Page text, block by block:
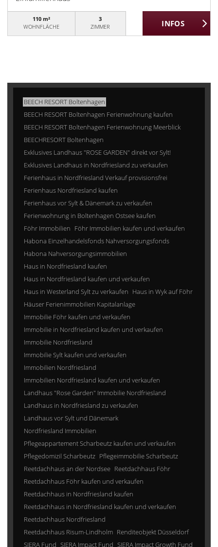
110 m²
WOHNFLÄCHE
3
ZIMMER
BEECH RESORT Boltenhagen
BEECH RESORT Boltenhagen Ferienwohnung kaufen
BEECH RESORT Boltenhagen Ferienwohnung Meerblick
BEECHRESORT Boltenhagen
Exklusives Landhaus "ROSE GARDEN" direkt vor Sylt!
Exklusives Landhaus in Nordfriesland zu verkaufen
Ferienhaus in Nordfriesland Verkauf provisionsfrei
Ferienhaus Nordfriesland kaufen
Ferienhaus vor Sylt & Dänemark zu verkaufen
Ferienwohnung in Boltenhagen Ostsee kaufen
Föhr Immobilien Föhr Immobilien kaufen und verkaufen
Habona Einzelhandelsfonds Nahversorgungsfonds
Habona Nahversorgungsimmobilien
Haus in Nordfriesland kaufen
Haus in Nordfriesland kaufen und verkaufen
Haus in Westerland Sylt zu verkaufen Haus in Wyk auf Föhr
Häuser Ferienimmobilien Kapitalanlage
Immobilie Föhr kaufen und verkaufen
Immobilie in Nordfriesland kaufen und verkaufen
Immobilie Nordfriesland
Immobilie Sylt kaufen und verkaufen
Immobilien Nordfriesland
Immobilien Nordfriesland kaufen und verkaufen
Landhaus "Rose Garden" Immobilie Nordfriesland
Landhaus in Nordfriesland zu verkaufen
Landhaus vor Sylt und Dänemark
Nordfriesland Immobilien
Pflegeappartement Scharbeutz kaufen und verkaufen
Pflegedomizil Scharbeutz Pflegeimmobilie Scharbeutz
Reetdachhaus an der Nordsee Reetdachhaus Föhr
Reetdachhaus Föhr kaufen und verkaufen
Reetdachhaus in Nordfriesland kaufen
Reetdachhaus in Nordfriesland kaufen und verkaufen
Reetdachhaus Nordfriesland
Reetdachhaus Risum-Lindholm Renditeobjekt Düsseldorf
SIERA Fund SIERA Impact Fund SIERA Impact Growth Fund